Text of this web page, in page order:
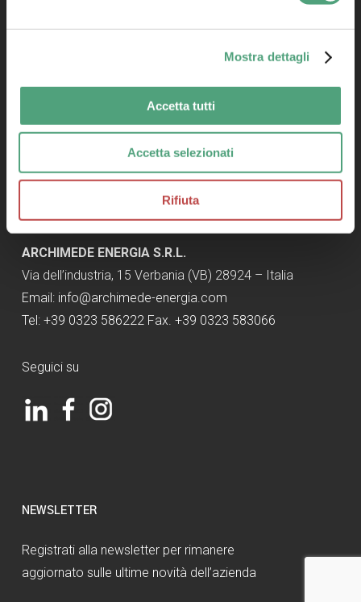
Mostra dettagli
Accetta tutti
Accetta selezionati
Rifiuta
DOWNLOAD SOFTWARE
ARCHIMEDE ENERGIA S.R.L.
Via dell’industria, 15 Verbania (VB) 28924 – Italia
Email: info@archimede-energia.com
Tel: +39 0323 586222 Fax. +39 0323 583066
Seguici su
NEWSLETTER
Registrati alla newsletter per rimanere
aggiornato sulle ultime novità dell’azienda